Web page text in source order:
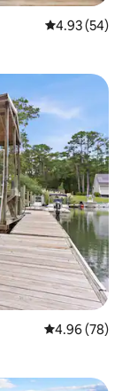
คะแนนเฉลี่ย
4.93 (54)
คะแนนเฉลี่ย
4.96 (78)